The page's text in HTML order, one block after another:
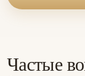
Частые